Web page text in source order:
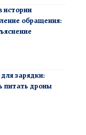
истории
обращения:
зарядки:
питать дроны